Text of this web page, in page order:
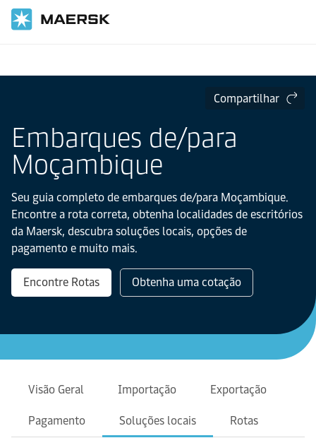
Compartilhar
Embarques de/para
Moçambique
Seu guia completo de embarques de/para Moçambique.
Encontre a rota correta, obtenha localidades de escritórios
da Maersk, descubra soluções locais, opções de
pagamento e muito mais.
Encontre Rotas Obtenha uma cotação
Visão Geral Importação Exportação
Pagamento Soluções locais Rotas